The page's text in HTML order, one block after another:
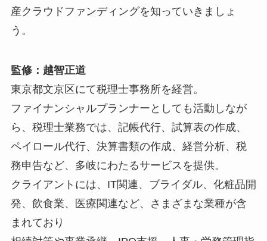
産クラウドファンディングを知っていきましょ
う。
監修：越智正道
東京都文京区にて税理士事務所を経営。
ファイナンシャルプランナーとしても活動しなが
ら、税理士業務では、記帳代行、試算表の作成、
ペイロール代行、決算書類の作成、経営分析、税
務申告など、多岐にわたるサービスを提供。
クライアントには、IT関連、ブライダル、化粧品開
発、飲食業、医療関連など、さまざまな業種が含
まれており